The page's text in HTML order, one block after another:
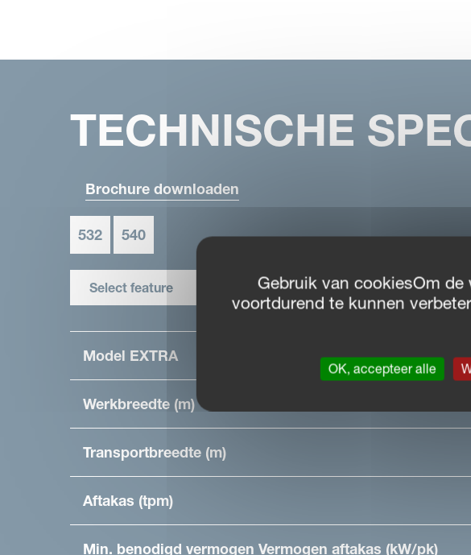
TECHNISCHE
Brochure downloaden
532 540
Select feature
Model EXTRA
Werkbreedte (m)
Transportbreedte (m)
Aftakas (tpm)
Min. benodigd vermogen Vermogen aftakas (kW/pk)
Gebruik van cookiesOm
voortdurend te kunnen
OK, accepteer alle